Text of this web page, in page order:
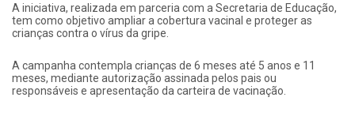
A iniciativa, realizada em parceria com a Secretaria de Educação,
tem como objetivo ampliar a cobertura vacinal e proteger as
crianças contra o vírus da gripe.
A campanha contempla crianças de 6 meses até 5 anos e 11
meses, mediante autorização assinada pelos pais ou
responsáveis e apresentação da carteira de vacinação.